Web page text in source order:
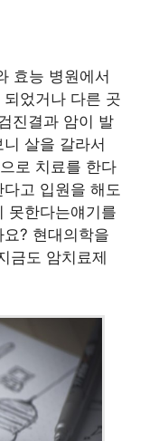
효능 병원에서
었거나 다른 곳
진결과 암이 발
살을 갈라서
로 치료를 한다
고 입원을 해도
못한다는얘기를
? 현대의학을
금도 암치료제